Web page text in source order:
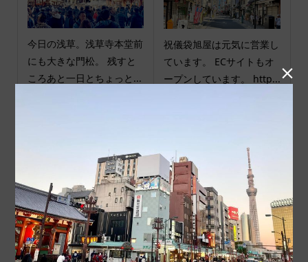
今日の浅草。浅草寺本堂前
にも大きな門松。 残すと
ころあと一日とちょっと...
祝儀袋旭屋は元気に営業し
ています。 ECサイトもオ
ープンしています。 http...
ポチ袋
和小物
